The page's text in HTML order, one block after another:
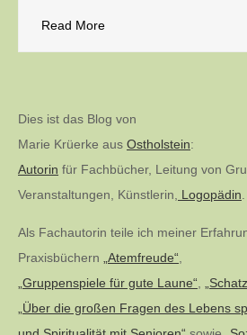
Read More
Dies ist das Blog von
Marie Krüerke aus Ostholstein:
Autorin für Fachbücher, Leitung von
Veranstaltungen, Künstlerin,
Logopädin
Als Fachautorin teile ich meiner
Praxisbüchern
„Atemfreude“
„Gruppenspiele für gute Laune“
„Über die großen Fragen des Lebens